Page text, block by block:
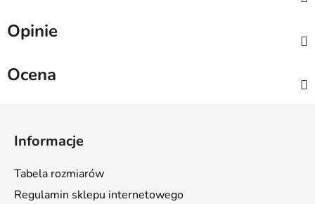
Opinie
Ocena
Informacje
Tabela rozmiarów
Regulamin sklepu internetowego